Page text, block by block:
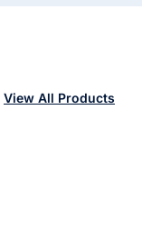
View All Products